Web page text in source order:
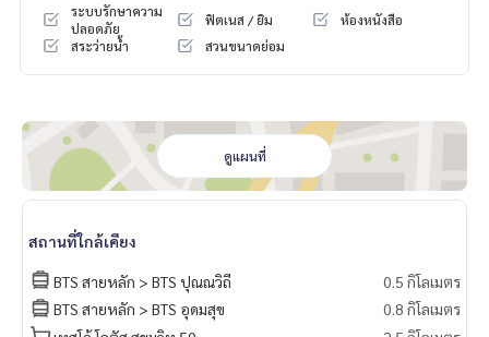
ระบบรักษาความ
ปลอดภัย
ฟิตเนส / ยิม
ห้องหนังสือ
สระว่ายน้ำ
สวนขนาดย่อม
ดูแผนที่
สถานที่ใกล้เคียง
BTS สายหลัก > BTS ปุณณวิถี
0.5 กิโลเมตร
BTS สายหลัก > BTS อุดมสุข
0.8 กิโลเมตร